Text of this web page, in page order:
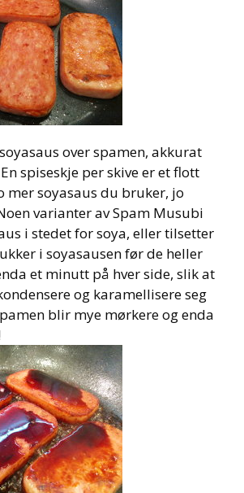
over spamen, akkurat
spiseskje per skive er et flott
mer soyasaus du bruker, jo
varianter av Spam Musubi
i stedet for soya, eller tilsetter
i soyasausen før de heller
et minutt på hver side, slik at
og karamellisere seg
blir mye mørkere og enda